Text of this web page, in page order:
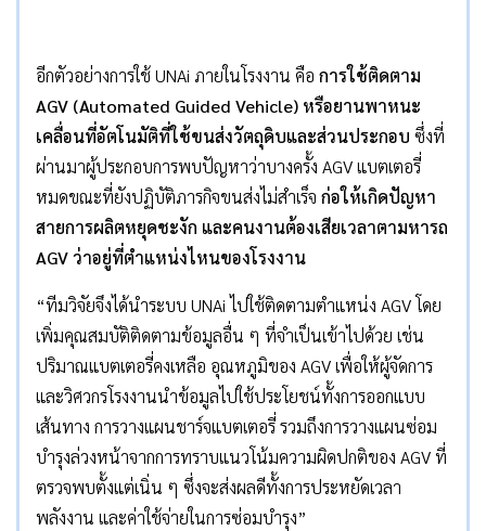
อีกตัวอย่างการใช้ UNAi ภายในโรงงาน คือ การใช้ติดตาม
AGV (Automated Guided Vehicle) หรือยานพาหนะ
เคลื่อนที่อัตโนมัติที่ใช้ขนส่งวัตถุดิบและส่วนประกอบ ซึ่งที่
ผ่านมาผู้ประกอบการพบปัญหาว่าบางครั้ง AGV แบตเตอรี่
หมดขณะที่ยังปฏิบัติภารกิจขนส่งไม่สำเร็จ ก่อให้เกิดปัญหา
สายการผลิตหยุดชะงัก และคนงานต้องเสียเวลาตามหารถ
AGVว่าอยู่ที่ตำแหน่งไหนของโรงงาน
“ทีมวิจัยจึงได้นำระบบ UNAi ไปใช้ติดตามตำแหน่ง AGV โดย
เพิ่มคุณสมบัติติดตามข้อมูลอื่น ๆ ที่จำเป็นเข้าไปด้วย เช่น
ปริมาณแบตเตอรี่คงเหลือ อุณหภูมิของ AGV เพื่อให้ผู้จัดการ
และวิศวกรโรงงานนำข้อมูลไปใช้ประโยชน์ทั้งการออกแบบ
เส้นทาง การวางแผนชาร์จแบตเตอรี่ รวมถึงการวางแผนซ่อม
บำรุงล่วงหน้าจากการทราบแนวโน้มความผิดปกติของ AGV ที่
ตรวจพบตั้งแต่เนิ่น ๆ ซึ่งจะส่งผลดีทั้งการประหยัดเวลา
พลังงาน และค่าใช้จ่ายในการซ่อมบำรุง”